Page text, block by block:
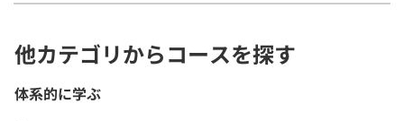
他カテゴリからコースを探す
体系的に学ぶ